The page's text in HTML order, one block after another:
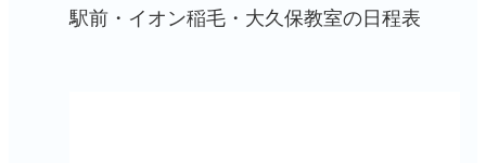
駅前・イオン稲毛・大久保教室の日程表